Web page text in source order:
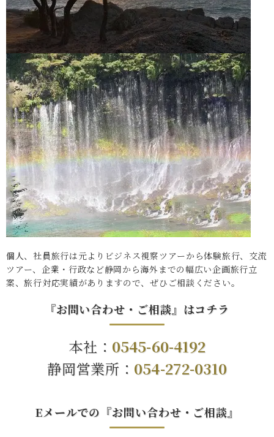
個人、社員旅行は元よりビジネス視察ツアーから体験旅行、交流
ツアー、企業・行政など静岡から海外までの幅広い企画旅行立
案、旅行対応実績がありますので、ぜひご相談ください。
『お問い合わせ・ご相談』はコチラ
本社： 0545-60-4192
静岡営業所： 054-272-0310
Eメールでの『お問い合わせ・ご相談』